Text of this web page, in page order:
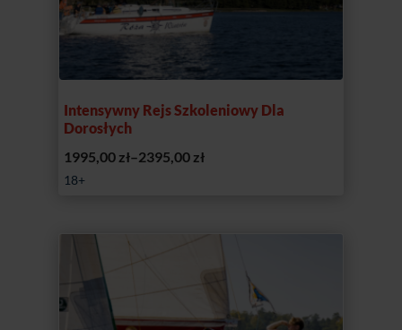
Intensywny Rejs Szkoleniowy Dla
Dorosłych
1995,00 zł–2395,00 złZakres
2395,00 zł
18+